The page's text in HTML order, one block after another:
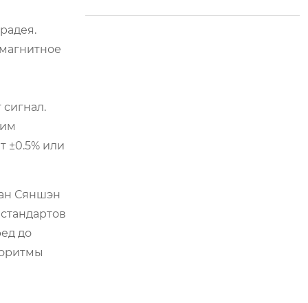
±0.5% или
Сяншэн
до
эру в управлении с